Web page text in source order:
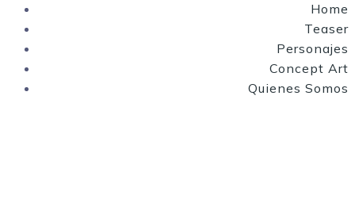
Home
Teaser
Personajes
Concept Art
Quienes Somos